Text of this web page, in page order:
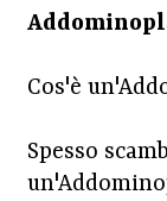
Cos'è
Spesso